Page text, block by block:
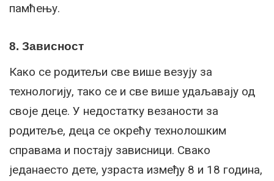
памћењу.
8. Зависност
Како се родитељи све више везују за
технологију, тако се и све више удаљавају од
своје деце. У недостатку везаности за
родитеље, деца се окрећу технолошким
справама и постају зависници. Свако
једанаесто дете, узраста између 8 и 18 година,